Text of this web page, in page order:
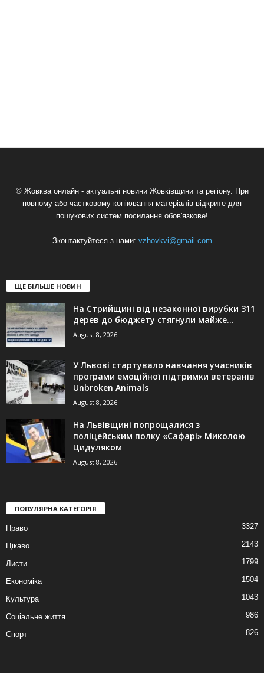
© Жовква онлайн - актуальні новини Жовківщини та регіону. При
повному або частковому копіювання матеріалів відкрите для
пошукових систем посилання обов'язкове!
Зконтактуйтеся з нами: vzhovkvi@gmail.com
ЩЕ БІЛЬШЕ НОВИН
На Стрийщині від незаконної вирубки 311
дерев до бюджету стягнули майже...
August 8, 2026
У Львові стартувало навчання учасників
програми емоційної підтримки ветеранів
Unbroken Animals
August 8, 2026
На Львівщині попрощалися з
поліцейським полку «Сафарі» Миколою
Цидуляком
August 8, 2026
ПОПУЛЯРНА КАТЕГОРІЯ
Право 3327
Цікаво 2143
Листи 1799
Економіка 1504
Культура 1043
Соціальне життя 986
Спорт 826